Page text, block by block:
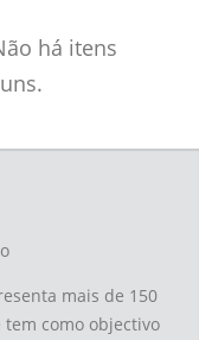
há itens
mais de 150
como objectivo